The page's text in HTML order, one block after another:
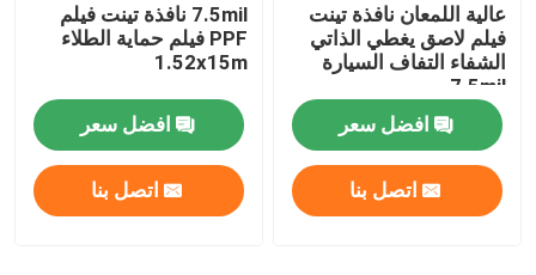
عالية اللمعان نافذة تينت
فيلم لاصق يغطي الذاتي
الشفاء التفاف السيارة
7.5mil
افضل سعر
اتصل بنا
7.5mil نافذة تينت فيلم
PPF فيلم حماية الطلاء
1.52x15m
افضل سعر
اتصل بنا